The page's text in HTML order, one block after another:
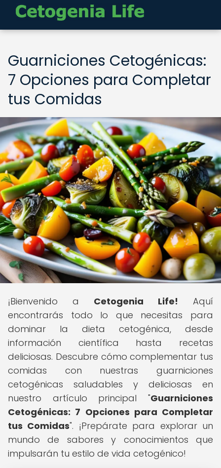
Guarniciones Cetogénicas:
7 Opciones para Completar
tus Comidas
¡Bienvenido a Cetogenia Life! Aquí
encontrarás todo lo que necesitas para
dominar la dieta cetogénica, desde
información científica hasta recetas
deliciosas. Descubre cómo complementar tus
comidas con nuestras guarniciones
cetogénicas saludables y deliciosas en
nuestro artículo principal "Guarniciones
Cetogénicas: 7 Opciones para Completar
tus Comidas". ¡Prepárate para explorar un
mundo de sabores y conocimientos que
impulsarán tu estilo de vida cetogénico!